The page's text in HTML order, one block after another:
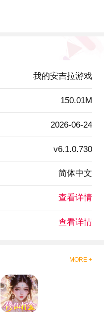
我的安吉拉游戏
150.01M
2026-06-24
v6.1.0.730
简体中文
查看详情
查看详情
MORE +